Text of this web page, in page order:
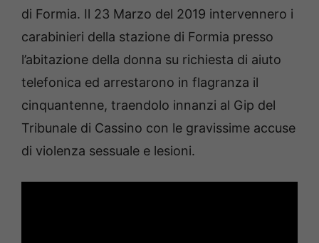
di Formia. Il 23 Marzo del 2019 intervennero i
carabinieri della stazione di Formia presso
l’abitazione della donna su richiesta di aiuto
telefonica ed arrestarono in flagranza il
cinquantenne, traendolo innanzi al Gip del
Tribunale di Cassino con le gravissime accuse
di violenza sessuale e lesioni.